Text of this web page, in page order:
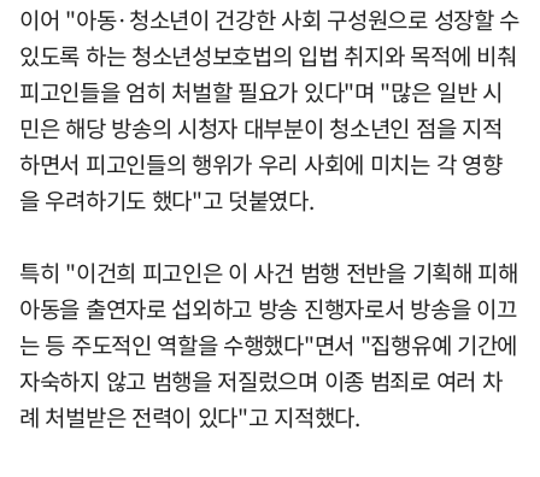
이어 "아동·청소년이 건강한 사회 구성원으로 성장할 수
있도록 하는 청소년성보호법의 입법 취지와 목적에 비춰
피고인들을 엄히 처벌할 필요가 있다"며 "많은 일반 시
민은 해당 방송의 시청자 대부분이 청소년인 점을 지적
하면서 피고인들의 행위가 우리 사회에 미치는 각 영향
을 우려하기도 했다"고 덧붙였다.
특히 "이건희 피고인은 이 사건 범행 전반을 기획해 피해
아동을 출연자로 섭외하고 방송 진행자로서 방송을 이끄
는 등 주도적인 역할을 수행했다"면서 "집행유예 기간에
자숙하지 않고 범행을 저질렀으며 이종 범죄로 여러 차
례 처벌받은 전력이 있다"고 지적했다.